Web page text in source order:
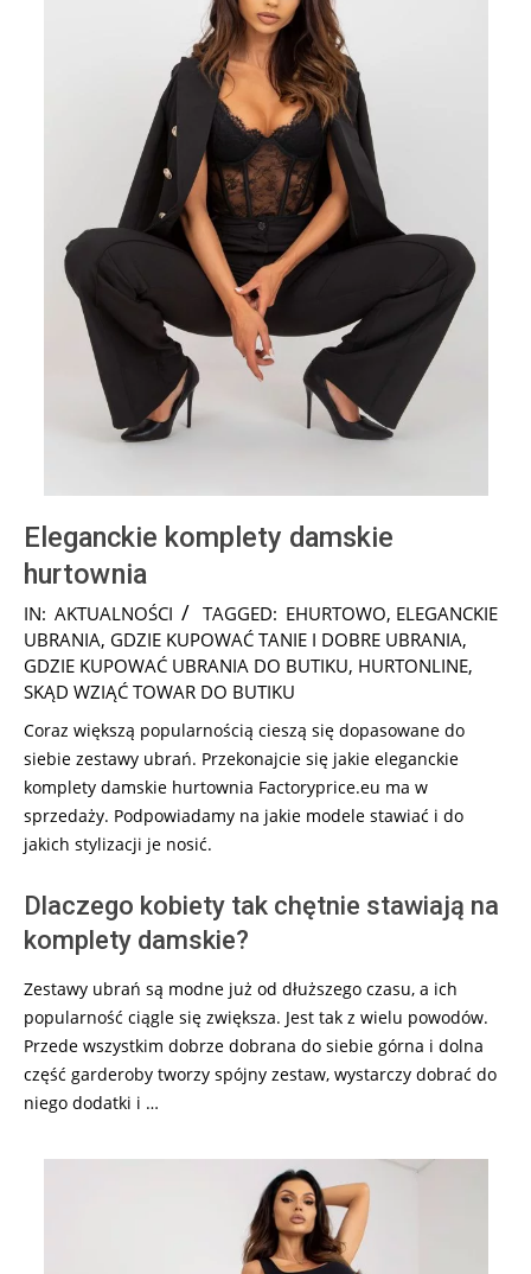
Eleganckie komplety damskie
hurtownia
2025-
05-
22
IN: AKTUALNOŚCI TAGGED: EHURTOWO, ELEGANCKIE
UBRANIA, GDZIE KUPOWAĆ TANIE I DOBRE UBRANIA,
GDZIE KUPOWAĆ UBRANIA DO BUTIKU, HURTONLINE,
SKĄD WZIĄĆ TOWAR DO BUTIKU
Coraz większą popularnością cieszą się dopasowane do
siebie zestawy ubrań. Przekonajcie się jakie eleganckie
komplety damskie hurtownia Factoryprice.eu ma w
sprzedaży. Podpowiadamy na jakie modele stawiać i do
jakich stylizacji je nosić.
Dlaczego kobiety tak chętnie stawiają na
komplety damskie?
Zestawy ubrań są modne już od dłuższego czasu, a ich
popularność ciągle się zwiększa. Jest tak z wielu powodów.
Przede wszystkim dobrze dobrana do siebie górna i dolna
część garderoby tworzy spójny zestaw, wystarczy dobrać do
niego dodatki i …